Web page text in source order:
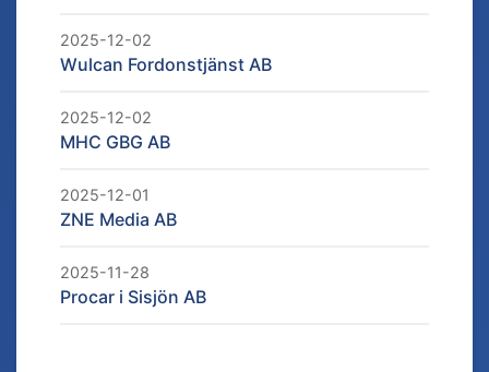
2025-12-02
Wulcan Fordonstjänst AB
2025-12-02
MHC GBG AB
2025-12-01
ZNE Media AB
2025-11-28
Procar i Sisjön AB